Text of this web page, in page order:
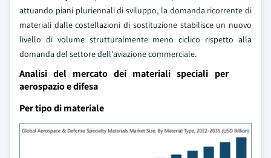
attuando piani pluriennali di sviluppo, la domanda ricorrente di
materiali dalle costellazioni di sostituzione stabilisce un nuovo
livello di volume strutturalmente meno ciclico rispetto alla
domanda del settore dell'aviazione commerciale.
Analisi del mercato dei materiali speciali per
aerospazio e difesa
Per tipo di materiale